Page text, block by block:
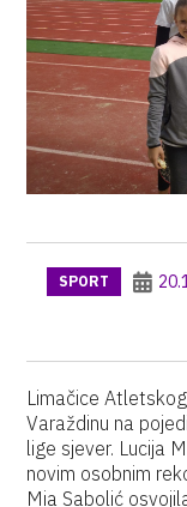
SPORT
Limačice
Varaždinu na
lige sjever. Lucija
novim osobnim
Mia Sabolić